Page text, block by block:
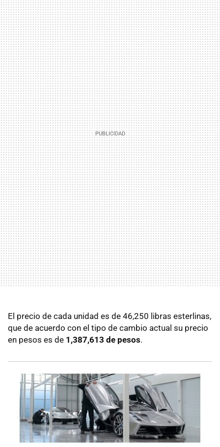
El precio de cada unidad es de 46,250 libras esterlinas,
que de acuerdo con el tipo de cambio actual su precio
en pesos es de 1,387,613 de pesos.